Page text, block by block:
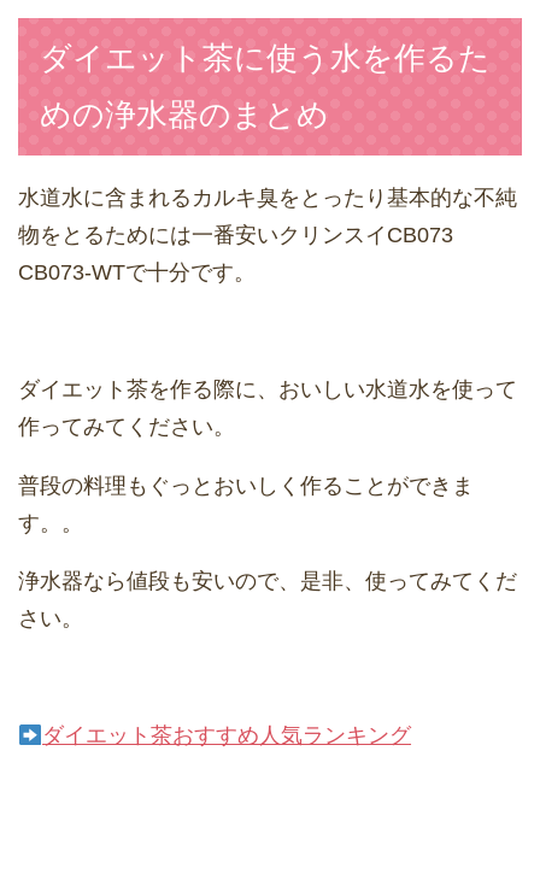
ダイエット茶に使う水を作るた
めの浄水器のまとめ
水道水に含まれるカルキ臭をとったり基本的な不純
物をとるためには一番安いクリンスイCB073
CB073-WTで十分です。
ダイエット茶を作る際に、おいしい水道水を使って
作ってみてください。
普段の料理もぐっとおいしく作ることができま
す。。
浄水器なら値段も安いので、是非、使ってみてくだ
さい。
ダイエット茶おすすめ人気ランキング